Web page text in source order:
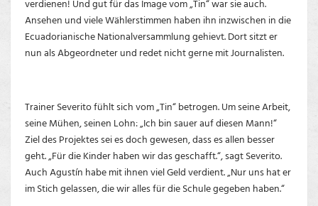
verdienen! Und gut für das Image vom „Tin“ war sie auch.
Ansehen und viele Wählerstimmen haben ihn inzwischen in die
Ecuadorianische Nationalversammlung gehievt. Dort sitzt er
nun als Abgeordneter und redet nicht gerne mit Journalisten.
Trainer Severito fühlt sich vom „Tin“ betrogen. Um seine Arbeit,
seine Mühen, seinen Lohn: „Ich bin sauer auf diesen Mann!“
Ziel des Projektes sei es doch gewesen, dass es allen besser
geht. „Für die Kinder haben wir das geschafft.“, sagt Severito.
Auch Agustín habe mit ihnen viel Geld verdient. „Nur uns hat er
im Stich gelassen, die wir alles für die Schule gegeben haben.“